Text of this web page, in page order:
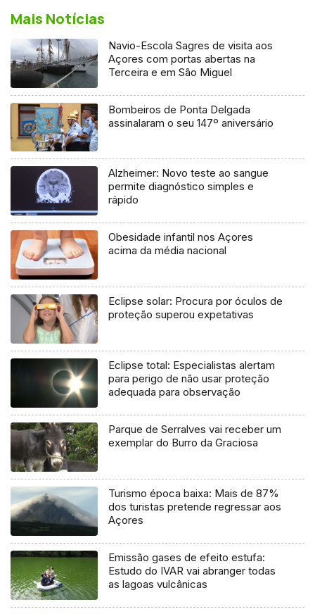
Mais Notícias
Navio-Escola Sagres de visita aos
Açores com portas abertas na
Terceira e em São Miguel
Bombeiros de Ponta Delgada
assinalaram o seu 147º aniversário
Alzheimer: Novo teste ao sangue
permite diagnóstico simples e
rápido
Obesidade infantil nos Açores
acima da média nacional
Eclipse solar: Procura por óculos de
proteção superou expetativas
Eclipse total: Especialistas alertam
para perigo de não usar proteção
adequada para observação
Parque de Serralves vai receber um
exemplar do Burro da Graciosa
Turismo época baixa: Mais de 87%
dos turistas pretende regressar aos
Açores
Emissão gases de efeito estufa:
Estudo do IVAR vai abranger todas
as lagoas vulcânicas